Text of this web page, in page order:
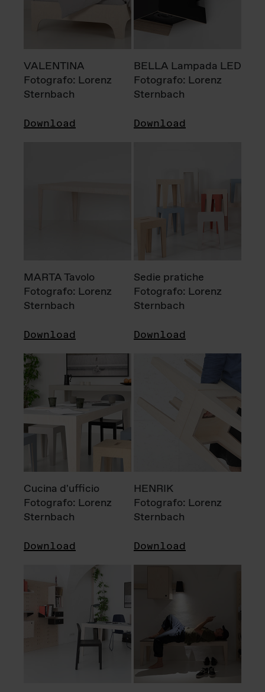
VALENTINA
Fotografo: Lorenz
Sternbach
Download
BELLA Lampada LED
Fotografo: Lorenz
Sternbach
Download
MARTA Tavolo
Fotografo: Lorenz
Sternbach
Download
Sedie pratiche
Fotografo: Lorenz
Sternbach
Download
Cucina d'ufficio
Fotografo: Lorenz
Sternbach
Download
HENRIK
Fotografo: Lorenz
Sternbach
Download